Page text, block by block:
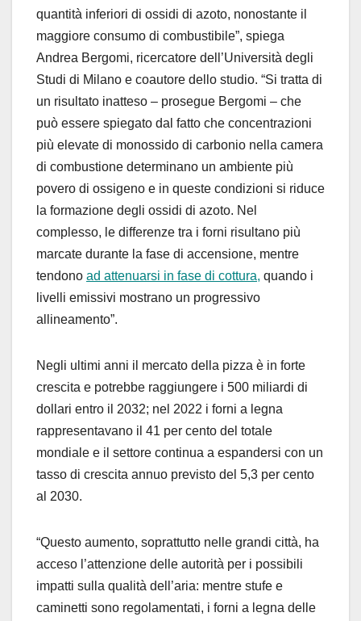
quantità inferiori di ossidi di azoto, nonostante il
maggiore consumo di combustibile”, spiega
Andrea Bergomi, ricercatore dell’Università degli
Studi di Milano e coautore dello studio. “Si tratta di
un risultato inatteso – prosegue Bergomi – che
può essere spiegato dal fatto che concentrazioni
più elevate di monossido di carbonio nella camera
di combustione determinano un ambiente più
povero di ossigeno e in queste condizioni si riduce
la formazione degli ossidi di azoto. Nel
complesso, le differenze tra i forni risultano più
marcate durante la fase di accensione, mentre
tendono ad attenuarsi in fase di cottura, quando i
livelli emissivi mostrano un progressivo
allineamento”.
Negli ultimi anni il mercato della pizza è in forte
crescita e potrebbe raggiungere i 500 miliardi di
dollari entro il 2032; nel 2022 i forni a legna
rappresentavano il 41 per cento del totale
mondiale e il settore continua a espandersi con un
tasso di crescita annuo previsto del 5,3 per cento
al 2030.
“Questo aumento, soprattutto nelle grandi città, ha
acceso l’attenzione delle autorità per i possibili
impatti sulla qualità dell’aria: mentre stufe e
caminetti sono regolamentati, i forni a legna delle